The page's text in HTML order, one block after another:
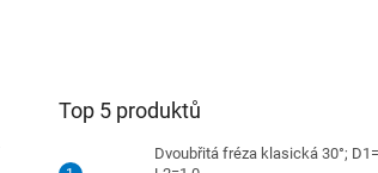
Top 5 produktů
Dvoubřitá fréza klasická 30°;